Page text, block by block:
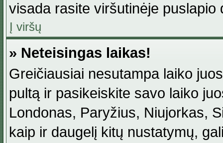
visada rasite viršutinėje
Į viršų
» Neteisingas laikas!
Greičiausiai nesutampa laiko
pultą ir pasikeiskite savo laiko
Londonas, Paryžius, Niujorkas,
kaip ir daugelį kitų nustatymų,